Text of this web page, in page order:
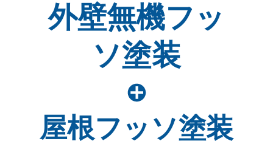
外壁無機フッ
ソ塗装
屋根フッソ塗装